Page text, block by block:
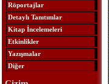
Röportajlar
Detaylı Tanıtımlar
Kitap İncelemeleri
Etkinlikler
Yazışmalar
Diğer